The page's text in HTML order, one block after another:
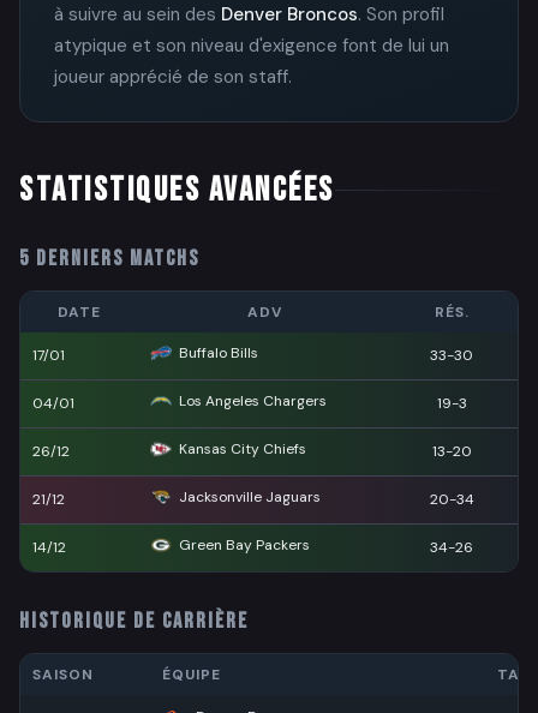
à suivre au sein des Denver Broncos. Son profil
atypique et son niveau d'exigence font de lui un
joueur apprécié de son staff.
STATISTIQUES AVANCÉES
5 DERNIERS MATCHS
DATE ADV RÉS.
17/01 Buffalo Bills 33-30
04/01 Los Angeles Chargers 19-3
26/12 Kansas City Chiefs 13-20
21/12 Jacksonville Jaguars 20-34
14/12 Green Bay Packers 34-26
HISTORIQUE DE CARRIÈRE
SAISON ÉQUIPE